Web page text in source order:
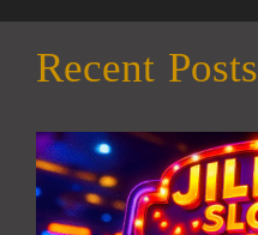
Recent Posts